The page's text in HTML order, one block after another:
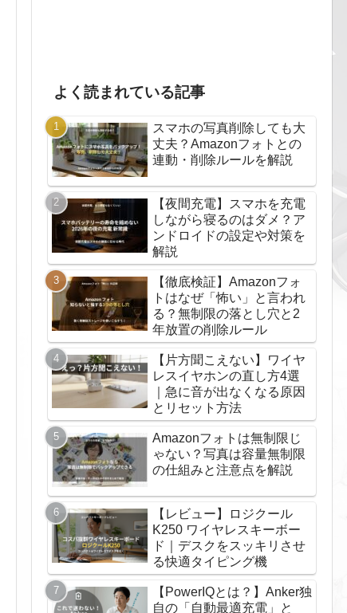
よく読まれている記事
スマホの写真削除しても大
丈夫？Amazonフォトとの
連動・削除ルールを解説
【夜間充電】スマホを充電
しながら寝るのはダメ？ア
ンドロイドの設定や対策を
解説
【徹底検証】Amazonフォ
トはなぜ「怖い」と言われ
る？無制限の落とし穴と2
年放置の削除ルール
【片方聞こえない】ワイヤ
レスイヤホンの直し方4選
｜急に音が出なくなる原因
とリセット方法
Amazonフォトは無制限じ
ゃない？写真は容量無制限
の仕組みと注意点を解説
【レビュー】ロジクール
K250 ワイヤレスキーボー
ド｜デスクをスッキリさせ
る快適タイピング機
【PowerIQとは？】Anker独
自の「自動最適充電」と